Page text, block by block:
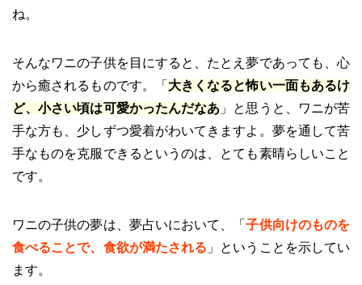
ね。
そんなワニの子供を目にすると、たとえ夢であっても、心
から癒されるものです。「 大きくなると怖い一面もあるけ
ど、小さい頃は可愛かったんだなあ 」と思うと、ワニが苦
手な方も、少しずつ愛着がわいてきますよ。夢を通して苦
手なものを克服できるというのは、とても素晴らしいこと
です。
ワニの子供の夢は、夢占いにおいて、「子供向けのものを
食べることで、食欲が満たされる 」ということを示してい
ます。